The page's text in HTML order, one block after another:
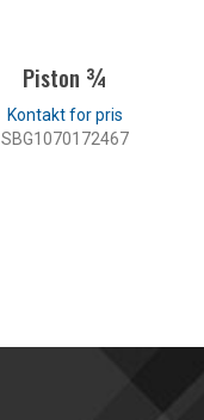
Piston ¾
SBG1070172467